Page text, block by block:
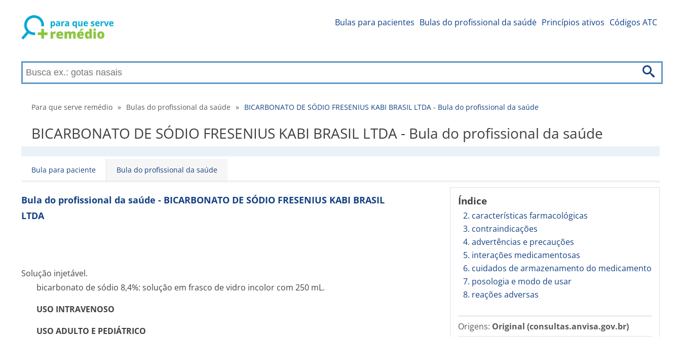
Bulas para pacientes Bulas do profissional da saúdė Princípios ativos Códigos ATC
Para que serve remédio » Bulas do profissional da saúde » BICARBONATO DE SÓDIO FRESENIUS KABI BRASIL LTDA - Bula do profissional da saúde
BICARBONATO DE SÓDIO FRESENIUS KABI BRASIL LTDA - Bula do profissional da saúde
Bula para paciente Bula do profissional da saúde
Índice
2. características farmacológicas
3. contraindicações
4. advertências e precauções
5. interações medicamentosas
6. cuidados de armazenamento do medicamento
7. posologia e modo de usar
8. reações adversas
Origens: Original (consultas.anvisa.gov.br)
Bula do profissional da saúde - BICARBONATO DE SÓDIO FRESENIUS KABI BRASIL
LTDA
Solução injetável.
bicarbonato de sódio 8,4%: solução em frasco de vidro incolor com 250 mL.
USO INTRAVENOSO
USO ADULTO E PEDIÁTRICO